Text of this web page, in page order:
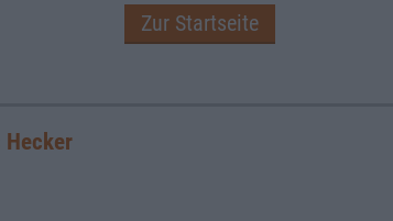
Zur Startseite
Hecker